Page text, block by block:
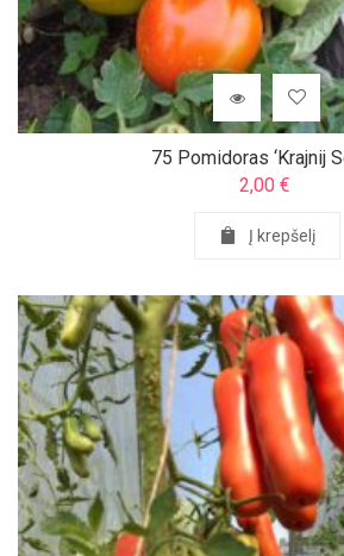
75 Pomidoras ‘Krajnij
2,00 €
Į krepšelį